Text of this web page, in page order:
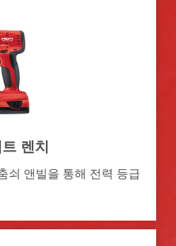
렌치
쇠 앤빌을 통해 전력 등급